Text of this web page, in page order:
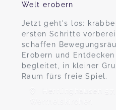
Welt erobern
Jetzt geht's los:
ersten Schritte
schaffen
Erobern und
begleitet, in kleiner
Raum fürs freie Spiel.
Herrlinghausen 57,
Wermelskirchen